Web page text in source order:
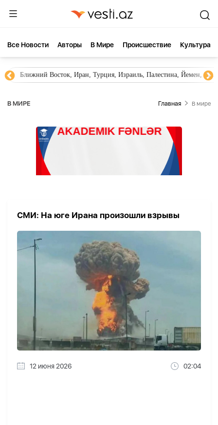
Все Новости Aвторы В Мире Происшествие Культура
Ближний Восток, Иран, Турция, Израиль, Палестина, Йемен,
В МИРЕ Главная В мире
СМИ: На юге Ирана произошли взрывы
12 июня 2026 02:04